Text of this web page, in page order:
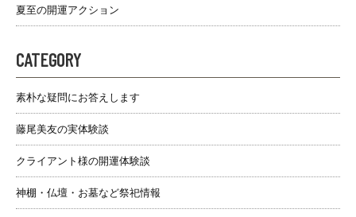
夏至の開運アクション
CATEGORY
素朴な疑問にお答えします
藤尾美友の実体験談
クライアント様の開運体験談
神棚・仏壇・お墓など祭祀情報